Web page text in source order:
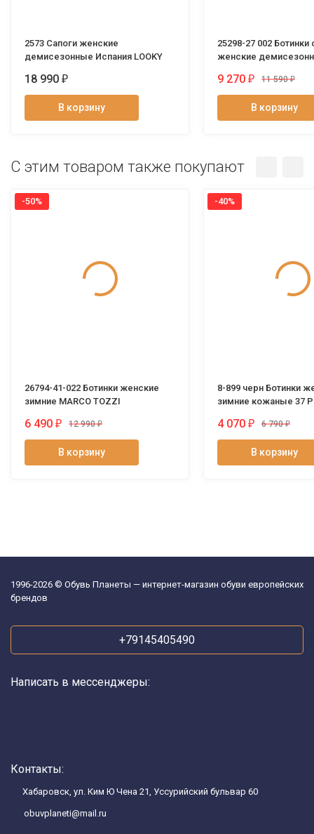
2573 Сапоги женские
демисезонные Испания LOOKY
18 990 ₽
В корзину
25298-27 002 Ботинки
женские
9 270 ₽ 11 590₽
В корзину
C этим товаром также покупают
-50%
26794-41-022 Ботинки женские
зимние MARСO TOZZI
6 490 ₽ 12 990₽
В корзину
-40%
8-899 черн Ботинки
зимние кожаные 37
4 070 ₽ 6 790₽
В корзину
1996-2026 © Обувь Планеты — интернет-магазин обуви европейских
брендов
+79145405490
Написать в мессенджеры:
Контакты:
Хабаровск, ул. Ким Ю Чена 21, Уссурийский бульвар 60
obuvplaneti@mail.ru